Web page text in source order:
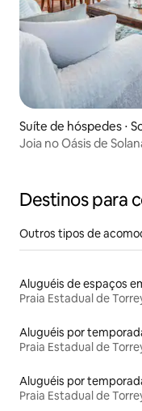
Suíte de hóspedes ⋅
Joia no Oásis de
Destinos para
Outros tipos de
Praia Estadual de
Praia Estadual de
Praia Estadual de